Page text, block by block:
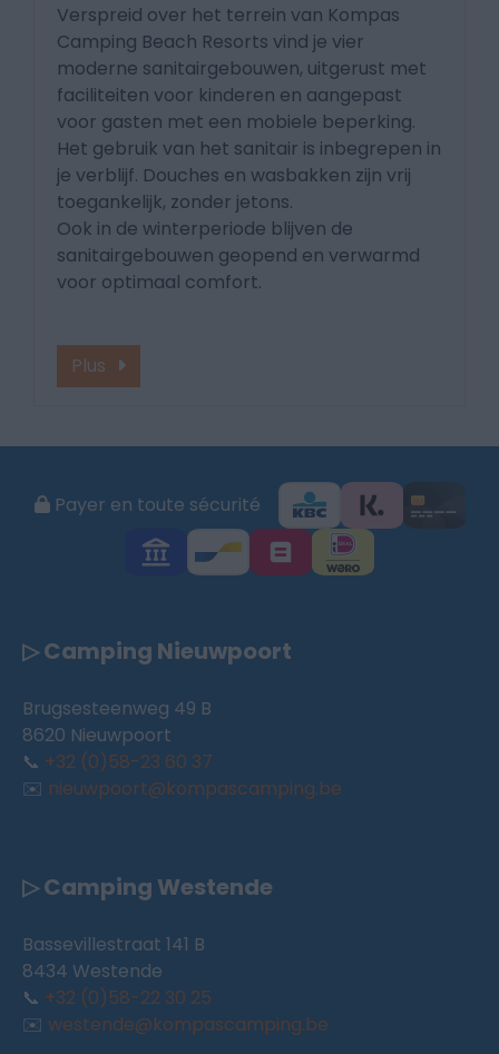
Verspreid over het terrein van Kompas
Camping Beach Resorts vind je vier
moderne sanitairgebouwen, uitgerust met
faciliteiten voor kinderen en aangepast
voor gasten met een mobiele beperking.
Het gebruik van het sanitair is inbegrepen in
je verblijf. Douches en wasbakken zijn vrij
toegankelijk, zonder jetons.
Ook in de winterperiode blijven de
sanitairgebouwen geopend en verwarmd
voor optimaal comfort.
Plus
Payer en toute sécurité
▷ Camping Nieuwpoort
Brugsesteenweg 49 B
8620 Nieuwpoort
📞 +32 (0)58-23 60 37
✉️ nieuwpoort@kompascamping.be
▷ Camping Westende
Bassevillestraat 141 B
8434 Westende
📞 +32 (0)58-22 30 25
✉️ westende@kompascamping.be